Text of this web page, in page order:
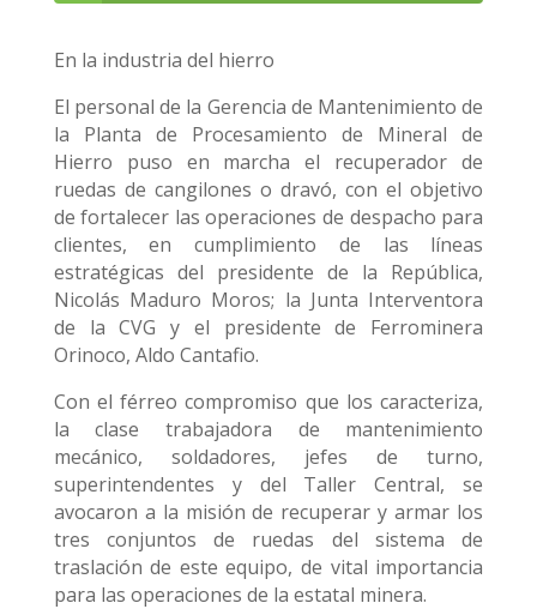
En la industria del hierro
El personal de la Gerencia de Mantenimiento de
la Planta de Procesamiento de Mineral de
Hierro puso en marcha el recuperador de
ruedas de cangilones o dravó, con el objetivo
de fortalecer las operaciones de despacho para
clientes, en cumplimiento de las líneas
estratégicas del presidente de la República,
Nicolás Maduro Moros; la Junta Interventora
de la CVG y el presidente de Ferrominera
Orinoco, Aldo Cantafio.
Con el férreo compromiso que los caracteriza,
la clase trabajadora de mantenimiento
mecánico, soldadores, jefes de turno,
superintendentes y del Taller Central, se
avocaron a la misión de recuperar y armar los
tres conjuntos de ruedas del sistema de
traslación de este equipo, de vital importancia
para las operaciones de la estatal minera.